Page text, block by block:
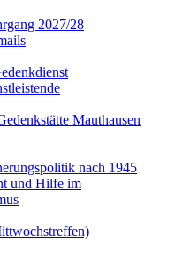
2027/28
Mauthausen
nach 1945
und Hilfe im